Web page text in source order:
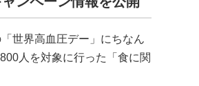
世界高血圧デー」にちなん
人を対象に行った「食に関